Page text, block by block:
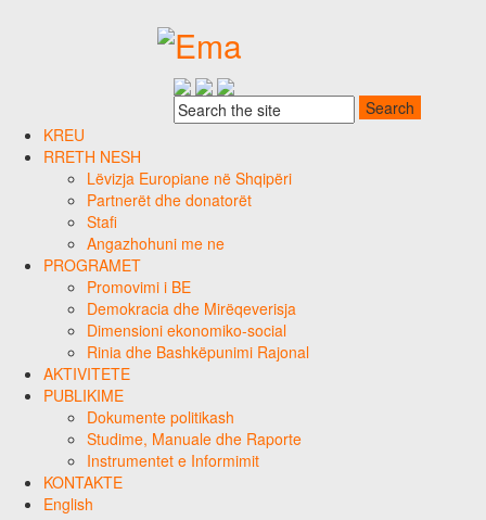
KREU
RRETH NESH
Lëvizja Europiane në Shqipëri
Partnerët dhe donatorët
Stafi
Angazhohuni me ne
PROGRAMET
Promovimi i BE
Demokracia dhe Mirëqeverisja
Dimensioni ekonomiko-social
Rinia dhe Bashkëpunimi Rajonal
AKTIVITETE
PUBLIKIME
Dokumente politikash
Studime, Manuale dhe Raporte
Instrumentet e Informimit
KONTAKTE
English